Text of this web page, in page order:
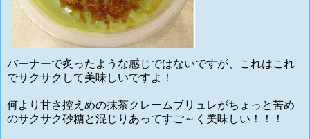
バーナーで炙ったような感じではないですが、これはこれ
でサクサクして美味しいですよ！
何より甘さ控えめの抹茶クレームブリュレがちょっと苦め
のサクサク砂糖と混じりあってすご～く美味しい！！！